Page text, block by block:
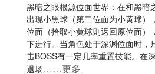
黑暗之眼根源位面世界：在和黑暗
出现小黑球（第二位面为小黄球）
位面（拾取小黄球则返回原位面）
下进行。当角色处于深渊位面时，
击BOSS有一定几率重置技能。在
退场……更多